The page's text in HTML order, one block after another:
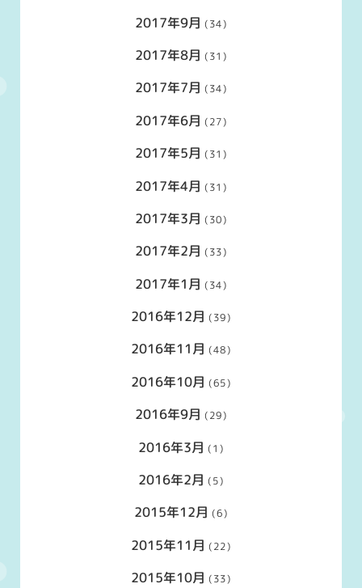
2017年9月 (34)
2017年8月 (31)
2017年7月 (34)
2017年6月 (27)
2017年5月 (31)
2017年4月 (31)
2017年3月 (30)
2017年2月 (33)
2017年1月 (34)
2016年12月 (39)
2016年11月 (48)
2016年10月 (65)
2016年9月 (29)
2016年3月 (1)
2016年2月 (5)
2015年12月 (6)
2015年11月 (22)
2015年10月 (33)